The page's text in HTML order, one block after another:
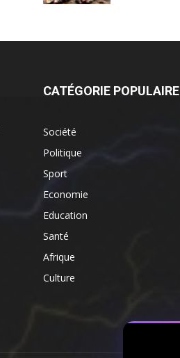
CATÉGORIE POPULAIRE
Société
Politique
Sport
Economie
Education
Santé
Afrique
Culture